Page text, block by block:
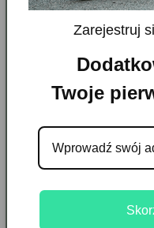
Zarejestruj
aby
sprzedaży i
Zarejestruj
Twoje